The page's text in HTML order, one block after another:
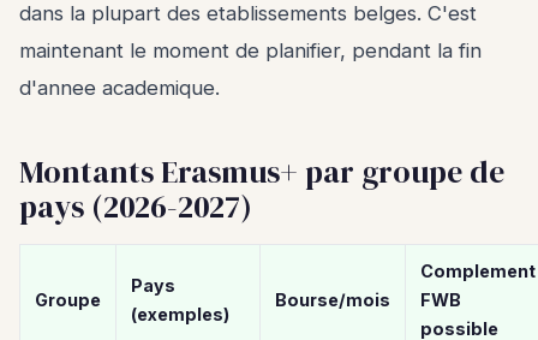
dans la plupart des etablissements belges. C'est
maintenant le moment de planifier, pendant la fin
d'annee academique.
Montants Erasmus+ par groupe de
pays (2026-2027)
Groupe
Pays
(exemples)
Bourse/mois
Complement
FWB
possible